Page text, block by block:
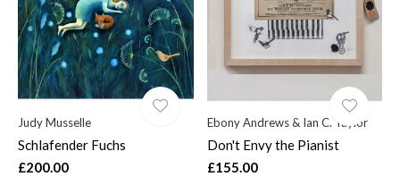
Judy Musselle
Schlafender Fuchs
£200.00
Ebony Andrews & Ian C. Taylor
Don't Envy the Pianist
£155.00